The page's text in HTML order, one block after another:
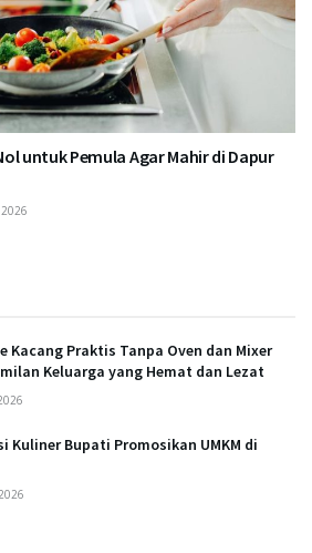
untuk Pemula Agar Mahir di Dapur
Kacang Praktis Tanpa Oven dan Mixer
Keluarga yang Hemat dan Lezat
Kuliner Bupati Promosikan UMKM di